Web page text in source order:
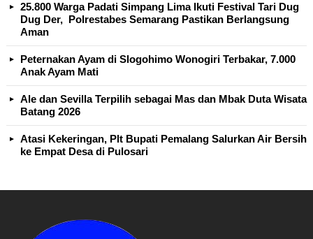
25.800 Warga Padati Simpang Lima Ikuti Festival Tari Dug
Dug Der, Polrestabes Semarang Pastikan Berlangsung
Aman
Peternakan Ayam di Slogohimo Wonogiri Terbakar, 7.000
Anak Ayam Mati
Ale dan Sevilla Terpilih sebagai Mas dan Mbak Duta Wisata
Batang 2026
Atasi Kekeringan, Plt Bupati Pemalang Salurkan Air Bersih
ke Empat Desa di Pulosari